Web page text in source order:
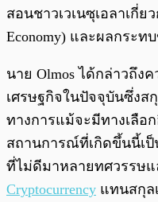
สอนชาวเวเนซุเอลาเกี่ย
Economy) และผลกระ
นาย Olmos ได้กล่าวถึง
เศรษฐกิจในปัจจุบันซึ่งส
ทางการแม้จะมีทางเลือ
สถานการณ์ที่เกิดขึ้นนี้เป็
ที่ไม่ดีมาหลายทศวรรษแ
Cryptocurrency แทนสกุล